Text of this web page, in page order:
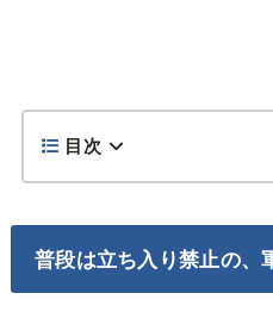
目次
普段は立ち入り禁止の、